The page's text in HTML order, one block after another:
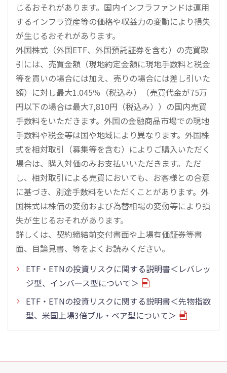
じるおそれがあります。国内インフラファンドは運用
するインフラ資産等の価格や収益力の変動により損失
が生じるおそれがあります。
外国株式（外国ETF、外国預託証券を含む）の売買取
引には、売買金額（現地約定金額に現地手数料と税金
等を買いの場合には加え、売りの場合には差し引いた
額）に対し最大1.045％（税込み）（売買代金が75万
円以下の場合は最大7,810円（税込み））の国内売買
手数料をいただきます。外国の金融商品市場での現地
手数料や税金等は国や地域により異なります。外国株
式を相対取引（募集等を含む）によりご購入いただく
場合は、購入対価のみお支払いいただきます。ただ
し、相対取引による売買においても、お客様との合意
に基づき、別途手数料をいただくことがあります。外
国株式は株価の変動および為替相場の変動等により損
失が生じるおそれがあります。
詳しくは、契約締結前交付書面や上場有価証券等書
面、目論見書、等をよくお読みください。
ETF・ETNの投資リスクに関する説明書＜レバレッ
ジ型、インバース型について＞
ETF・ETNの投資リスクに関する説明書＜先物指数
型、米国上場3倍ブル・ベア型について＞
こ